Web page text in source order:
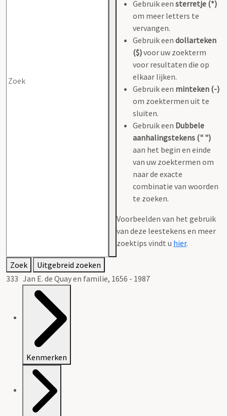
Gebruik een sterretje (*)
om meer letters te
vervangen.
Gebruik een dollarteken
($)voor uw zoekterm
voor resultaten die op
elkaar lijken.
Gebruik een minteken (-)
om zoektermen uit te
sluiten.
Gebruik een Dubbele
aanhalingstekens (" ")
aan het begin en einde
van uw zoektermen om
naar de exacte
combinatie van woorden
te zoeken.
Voorbeelden van het gebruik
van deze leestekens en meer
zoektips vindt u hier.
Zoek
Uitgebreid zoeken
333 Jan E. de Quay en familie, 1656 - 1987
Kenmerken